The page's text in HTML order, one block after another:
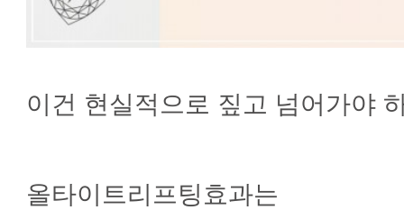
이건 현실적으로 짚고 넘어가야
올타이트리프팅효과는